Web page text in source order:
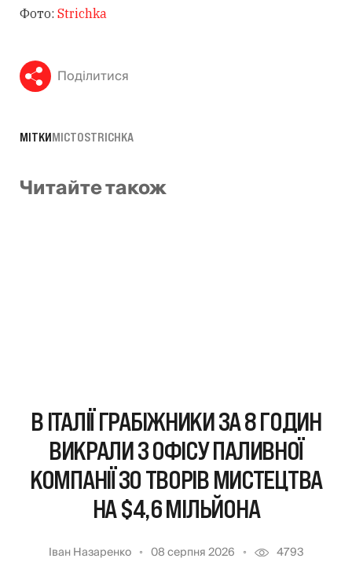
Фото: Strichka
Поділитися
МІТКИМІСТОSTRICHKA
Читайте також
В ІТАЛІЇ ГРАБІЖНИКИ ЗА 8 ГОДИН
ВИКРАЛИ З ОФІСУ ПАЛИВНОЇ
КОМПАНІЇ 30 ТВОРІВ МИСТЕЦТВА
НА $4,6 МІЛЬЙОНА
Іван Назаренко 08 серпня 2026 4793